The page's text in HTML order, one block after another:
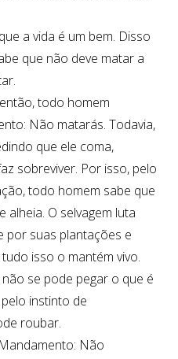
a vida é um bem. Disso
que não deve matar a
todo homem
Não matarás. Todavia,
que ele coma,
sobreviver. Por isso, pelo
todo homem sabe que
alheia. O selvagem luta
por suas plantações e
isso o mantém vivo.
se pode pegar o que é
instinto de
roubar.
Não